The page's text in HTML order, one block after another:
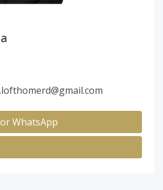
WhatsApp